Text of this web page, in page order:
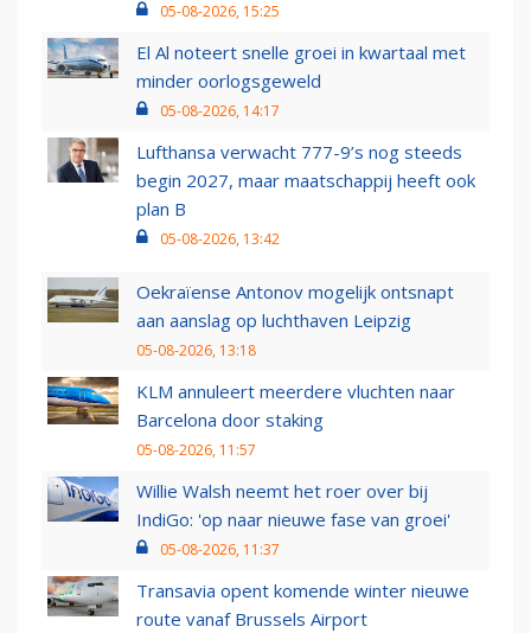
05-08-2026, 15:25
El Al noteert snelle groei in kwartaal met
minder oorlogsgeweld
05-08-2026, 14:17
Lufthansa verwacht 777-9’s nog steeds
begin 2027, maar maatschappij heeft ook
plan B
05-08-2026, 13:42
Oekraïense Antonov mogelijk ontsnapt
aan aanslag op luchthaven Leipzig
05-08-2026, 13:18
KLM annuleert meerdere vluchten naar
Barcelona door staking
05-08-2026, 11:57
Willie Walsh neemt het roer over bij
IndiGo: 'op naar nieuwe fase van groei'
05-08-2026, 11:37
Transavia opent komende winter nieuwe
route vanaf Brussels Airport